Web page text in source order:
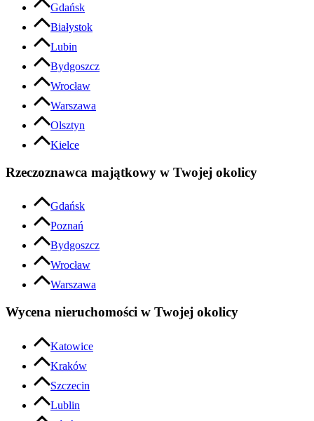
Gdańsk
Białystok
Lubin
Bydgoszcz
Wrocław
Warszawa
Olsztyn
Kielce
Rzeczoznawca majątkowy w Twojej okolicy
Gdańsk
Poznań
Bydgoszcz
Wrocław
Warszawa
Wycena nieruchomości w Twojej okolicy
Katowice
Kraków
Szczecin
Lublin